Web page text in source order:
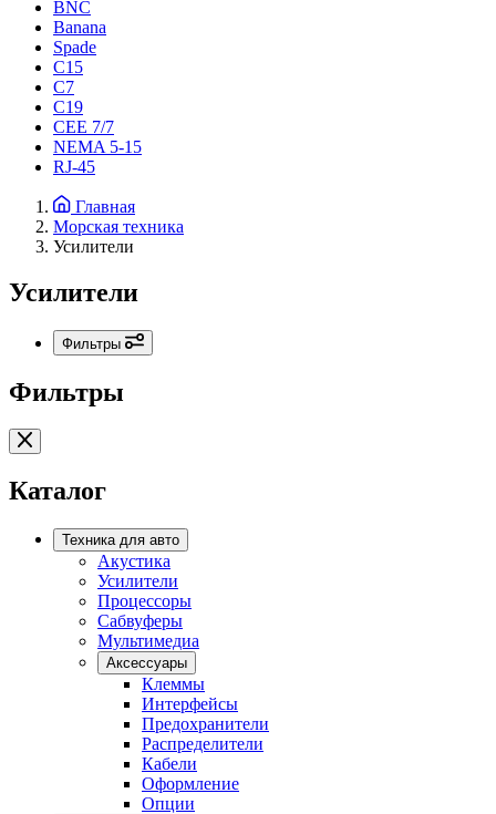
BNC
Banana
Spade
C15
С7
C19
CEE 7/7
NEMA 5-15
RJ-45
Главная
Морская техника
Усилители
Усилители
Фильтры
Фильтры
Каталог
Техника для авто
Акустика
Усилители
Процессоры
Сабвуферы
Мультимедиа
Аксессуары
Клеммы
Интерфейсы
Предохранители
Распределители
Кабели
Оформление
Опции